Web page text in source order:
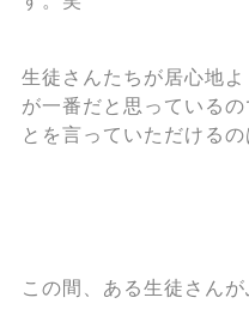
生徒さんたちが居心地
が一番だと思っている
とを言っていただける
この間、ある生徒さんが